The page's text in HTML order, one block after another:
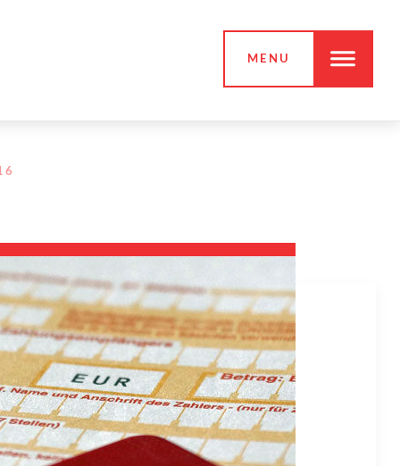
MENU